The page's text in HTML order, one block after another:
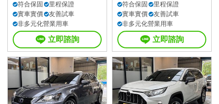
符合保固
里程保證
實車實價
友善試車
非多元化營業用車
立即諮詢
符合保固
里程保證
實車實價
友善試車
非多元化營業用車
立即諮詢